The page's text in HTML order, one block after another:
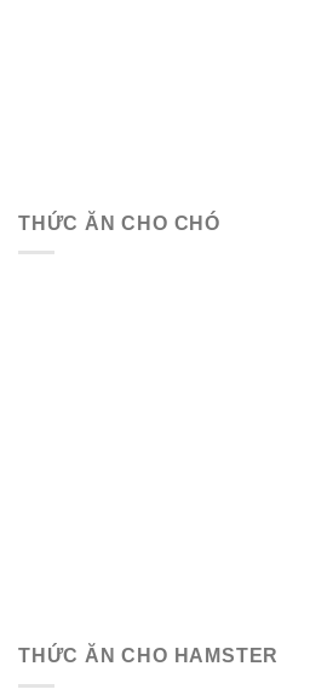
THỨC ĂN CHO CHÓ
THỨC ĂN CHO HAMSTER